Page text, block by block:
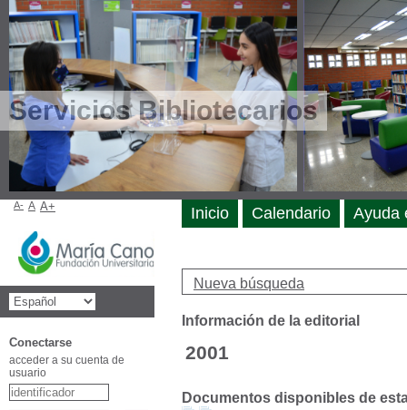
Servicios Bibliotecarios
Nueva búsqueda
Información de la editorial
2001
Documentos disponibles de
Inicio Calendario Ayuda
A- A A+
Conectarse
acceder a su cuenta de
usuario